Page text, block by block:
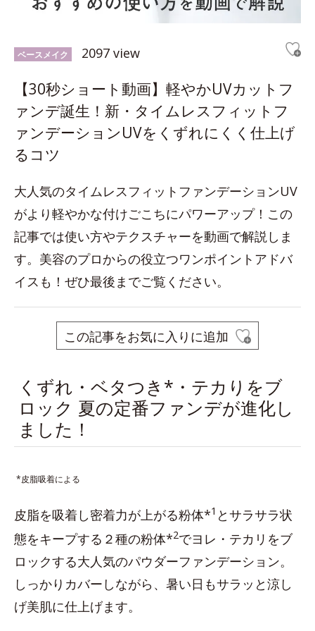
ベースメイク 2097 view
【30秒ショート動画】軽やかUVカットフ
ァンデ誕生！新・タイムレスフィットフ
ァンデーションUVをくずれにくく仕上げ
るコツ
大人気のタイムレスフィットファンデーションUV
がより軽やかな付けごこちにパワーアップ！この
記事では使い方やテクスチャーを動画で解説しま
す。美容のプロからの役立つワンポイントアドバ
イスも！ぜひ最後までご覧ください。
この記事をお気に入りに追加
くずれ・ベタつき*・テカりをブ
ロック 夏の定番ファンデが進化し
ました！
*皮脂吸着による
皮脂を吸着し密着力が上がる粉体*1 とサラサラ状
態をキープする２種の粉体*2でヨレ・テカリをブ
ロックする大人気のパウダーファンデーション。
しっかりカバーしながら、暑い日もサラッと涼し
げ美肌に仕上げます。